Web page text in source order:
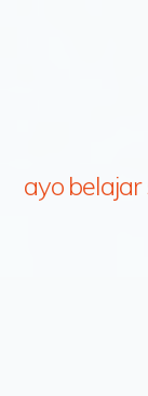
ayo